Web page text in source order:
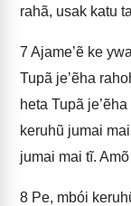
rahã, usak katu
7 Ajame’ẽ ke
Tupã je’ẽha
heta Tupã
keruhũ jumai
jumai mai tĩ.
8 Pe, mbói